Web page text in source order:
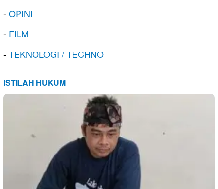
-OPINI
- FILM
-TEKNOLOGI / TECHNO
ISTILAH HUKUM